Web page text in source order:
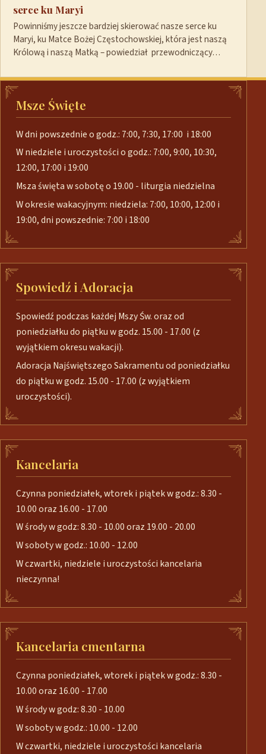
serce ku Maryi
Powinniśmy jeszcze bardziej skierować nasze serce ku
Maryi, ku Matce Bożej Częstochowskiej, która jest naszą
Królową i naszą Matką – powiedział przewodniczący…
Msze Święte
W dni powszednie o godz.: 7:00, 7:30, 17:00 i 18:00
W niedziele i uroczystości o godz.: 7:00, 9:00, 10:30,
12:00, 17:00 i 19:00
Msza święta w sobotę o 19.00 - liturgia niedzielna
W okresie wakacyjnym: niedziela: 7:00, 10:00, 12:00 i
19:00, dni powszednie: 7:00 i 18:00
Spowiedź i Adoracja
Spowiedź podczas każdej Mszy Św. oraz od
poniedziałku do piątku w godz. 15.00 - 17.00 (z
wyjątkiem okresu wakacji).
Adoracja Najświętszego Sakramentu od poniedziałku
do piątku w godz. 15.00 - 17.00 (z wyjątkiem
uroczystości).
Kancelaria
Czynna poniedziałek, wtorek i piątek w godz.: 8.30 -
10.00 oraz 16.00 - 17.00
W środy w godz: 8.30 - 10.00 oraz 19.00 - 20.00
W soboty w godz.: 10.00 - 12.00
W czwartki, niedziele i uroczystości kancelaria
nieczynna!
Kancelaria cmentarna
Czynna poniedziałek, wtorek i piątek w godz.: 8.30 -
10.00 oraz 16.00 - 17.00
W środy w godz: 8.30 - 10.00
W soboty w godz.: 10.00 - 12.00
W czwartki, niedziele i uroczystości kancelaria